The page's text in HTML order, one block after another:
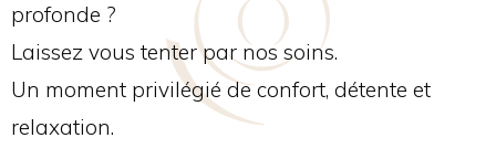
profonde ?
Laissez vous tenter par nos soins.
Un moment privilégié de confort, détente et
relaxation.